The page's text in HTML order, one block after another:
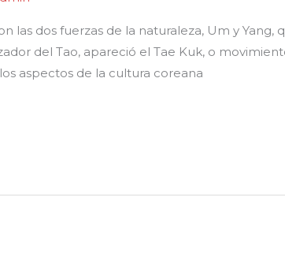
las dos fuerzas de la naturaleza, Um y
del Tao, apareció el Tae Kuk, o
aspectos de la cultura coreana